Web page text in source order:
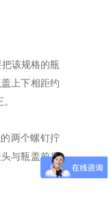
该规格的瓶
上下相距约
两个螺钉拧
与瓶盖前后